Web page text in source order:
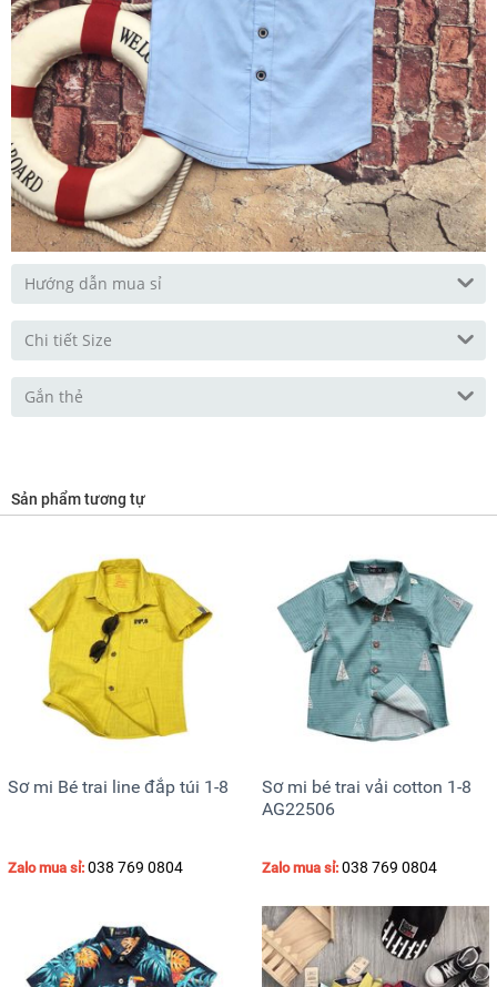
Hướng dẫn mua sỉ
Chi tiết Size
Gắn thẻ
Sản phẩm tương tự
Sơ mi Bé trai line đắp túi 1-8
Zalo mua sỉ: 038 769 0804
Sơ mi bé trai vải cotton 1-8
AG22506
Zalo mua sỉ: 038 769 0804